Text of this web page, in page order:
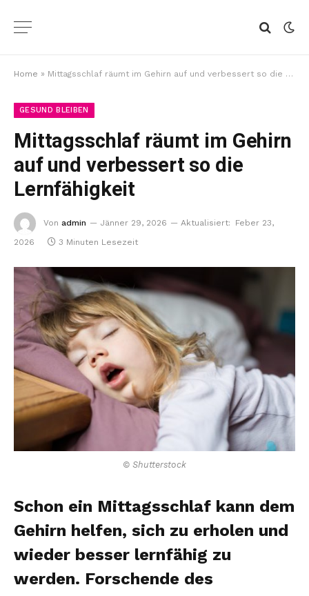
Home » Mittagsschlaf räumt im Gehirn auf und verbessert so die Lernfähigkeit
GESUND BLEIBEN
Mittagsschlaf räumt im Gehirn
auf und verbessert so die
Lernfähigkeit
Von admin Jänner 29, 2026 Aktualisiert:
Feber 23,
2026
3 Minuten Lesezeit
© Shutterstock
Schon ein Mittagsschlaf kann dem
Gehirn helfen, sich zu erholen und
wieder besser lernfähig zu
werden. Forschende des